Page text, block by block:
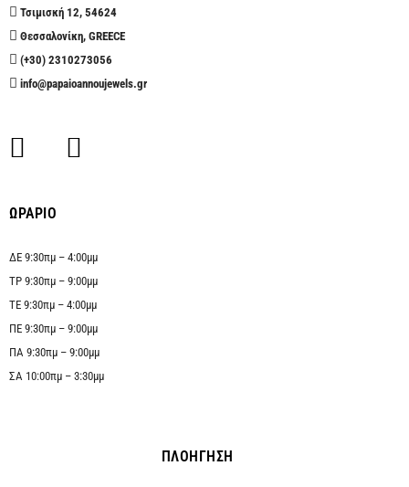
Τσιμισκή 12, 54624
Θεσσαλονίκη, GREECE
(+30) 2310273056
info@papaioannoujewels.gr
ΩΡΑΡΙΟ
ΔΕ 9:30πμ – 4:00μμ
ΤΡ 9:30πμ – 9:00μμ
ΤΕ 9:30πμ – 4:00μμ
ΠΕ 9:30πμ – 9:00μμ
ΠΑ 9:30πμ – 9:00μμ
ΣΑ 10:00πμ – 3:30μμ
ΠΛΟΗΓΗΣΗ